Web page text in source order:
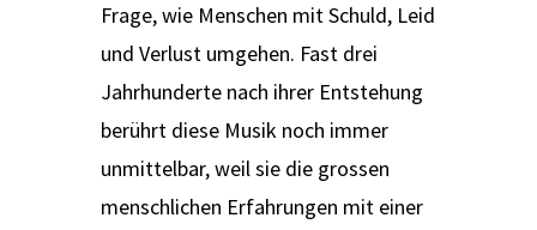
Frage, wie Menschen mit Schuld, Leid
und Verlust umgehen. Fast drei
Jahrhunderte nach ihrer Entstehung
berührt diese Musik noch immer
unmittelbar, weil sie die grossen
menschlichen Erfahrungen mit einer